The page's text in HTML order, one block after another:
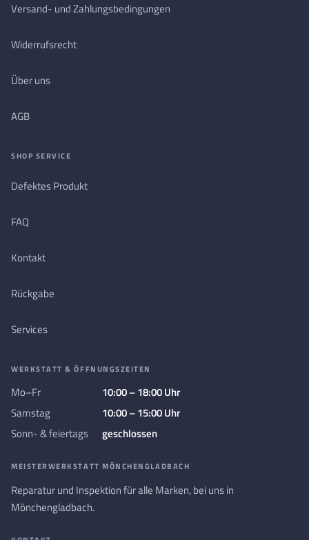
Versand- und Zahlungsbedingungen
Widerrufsrecht
Über uns
AGB
SHOP SERVICE
Defektes Produkt
FAQ
Kontakt
Rückgabe
Services
WERKSTATT & ÖFFNUNGSZEITEN
Mo–Fr
10:00 – 18:00 Uhr
Samstag
10:00 – 15:00 Uhr
Sonn- & feiertags
geschlossen
MEISTERWERKSTATT MÖNCHENGLADBACH
Reparatur und Inspektion für alle Marken, bei uns in
Mönchengladbach.